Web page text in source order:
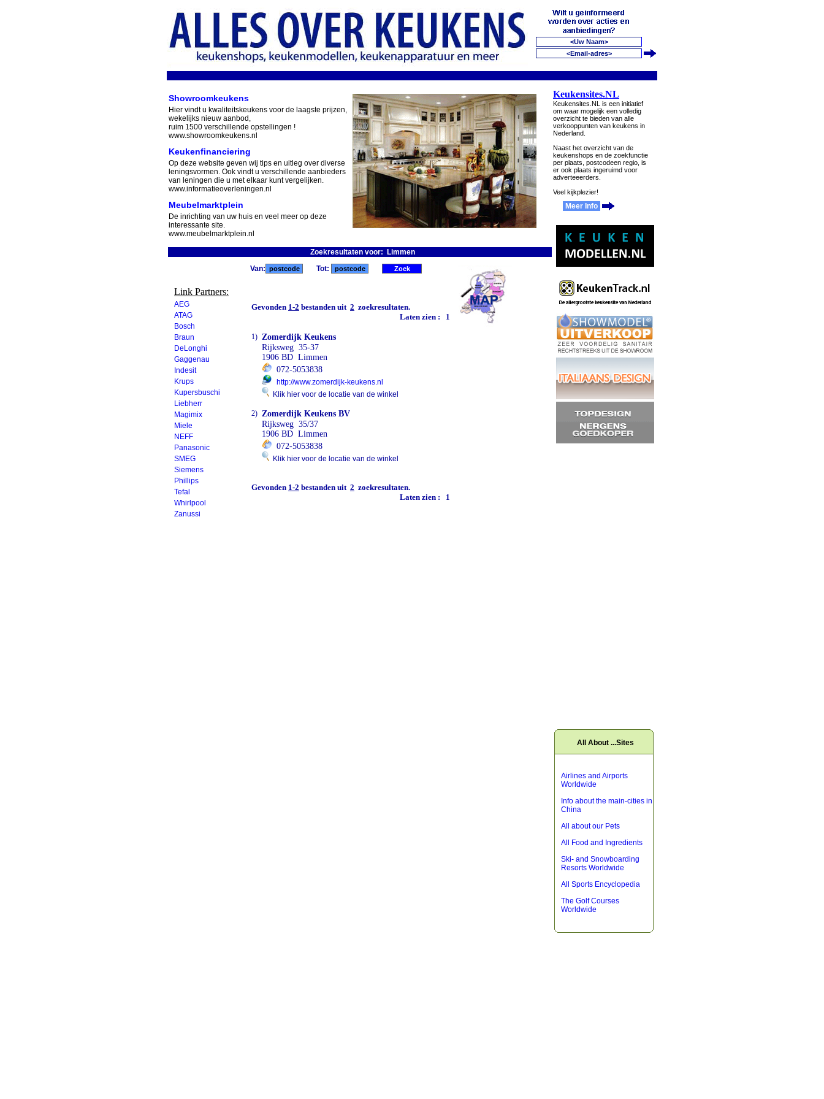
Showroomkeukens
Hier vindt u kwaliteitskeukens voor de laagste prijzen,
wekelijks nieuw aanbod,
ruim 1500 verschillende opstellingen !
www.showroomkeukens.nl
Keukenfinanciering
Op deze website geven wij tips en uitleg over diverse
leningsvormen. Ook vindt u verschillende aanbieders
van leningen die u met elkaar kunt vergelijken.
www.informatieoverleningen.nl
Meubelmarktplein
De inrichting van uw huis en veel meer op deze
interessante site.
www.meubelmarktplein.nl
Zoekresultaten voor: Limmen
Link Partners:
AEG
ATAG
Bosch
Braun
DeLonghi
Gaggenau
Indesit
Krups
Kupersbuschi
Liebherr
Magimix
Miele
NEFF
Panasonic
SMEG
Siemens
Phillips
Tefal
Whirlpool
Zanussi
Van: Tot:
Gevonden 1-2 bestanden uit 2 zoekresultaten.
Laten zien :
1
1) Zomerdijk Keukens
Rijksweg 35-37
1906 BD Limmen
072-5053838
http://www.zomerdijk-keukens.nl
Klik hier voor de locatie van de winkel
2) Zomerdijk Keukens BV
Rijksweg 35/37
1906 BD Limmen
072-5053838
Klik hier voor de locatie van de winkel
Gevonden 1-2 bestanden uit 2 zoekresultaten.
Laten zien :
1
Keukensites.NL
Keukensites.NL is een initiatief
om waar mogelijk een volledig
overzicht te bieden van alle
verkooppunten van keukens in
Nederland.
Naast het overzicht van de
keukenshops en de zoekfunctie
per plaats, postcodeen regio, is
er ook plaats ingeruimd voor
adverteeerders.
Veel kijkplezier!
Meer Info
All About ...Sites
Airlines and Airports
Worldwide
Info about the main-cities in
China
All about our Pets
All Food and Ingredients
Ski- and Snowboarding
Resorts Worldwide
All Sports Encyclopedia
The Golf Courses
Worldwide